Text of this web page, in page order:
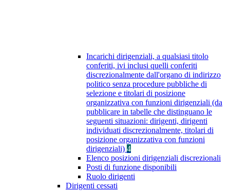
Incarichi dirigenziali, a qualsiasi titolo
conferiti, ivi inclusi quelli conferiti
discrezionalmente dall'organo di indirizzo
politico senza procedure pubbliche di
selezione e titolari di posizione
organizzativa con funzioni dirigenziali (da
pubblicare in tabelle che distinguano le
seguenti situazioni: dirigenti, dirigenti
individuati discrezionalmente, titolari di
posizione organizzativa con funzioni
dirigenziali) 4
Elenco posizioni dirigenziali discrezionali
Posti di funzione disponibili
Ruolo dirigenti
Dirigenti cessati